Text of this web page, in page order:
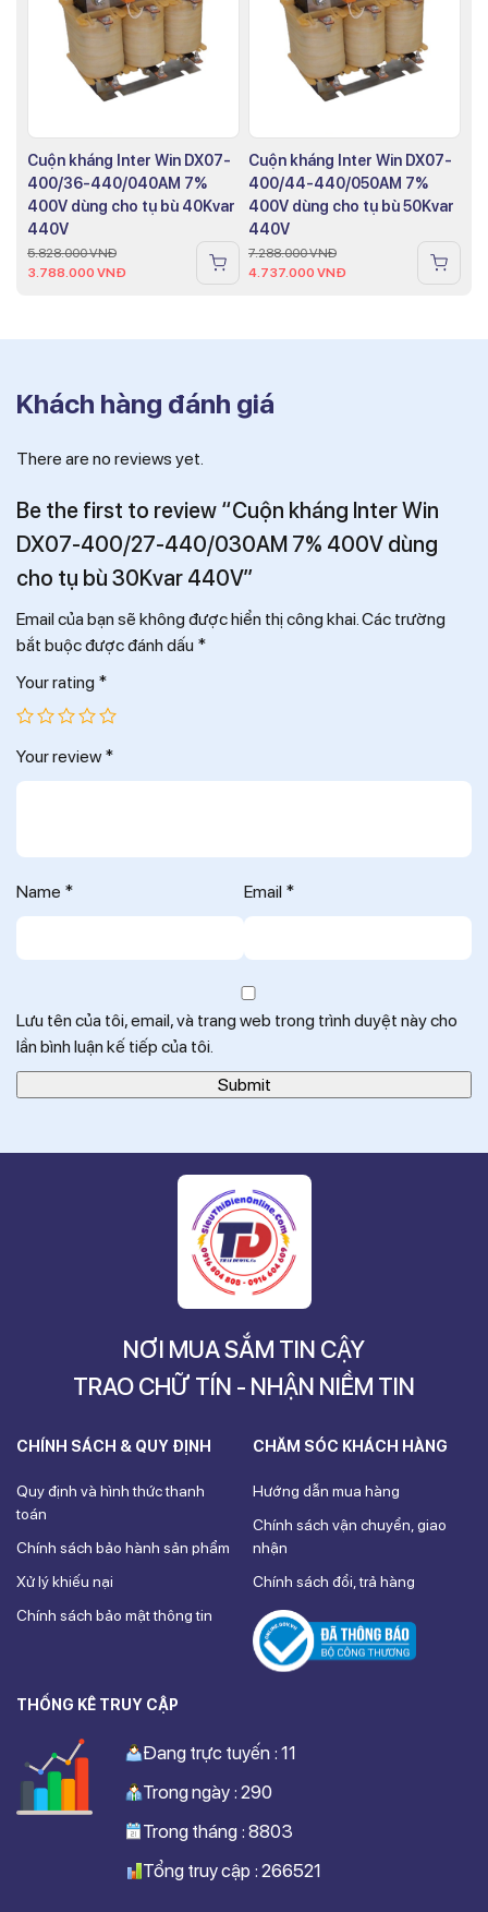
Cuộn kháng Inter Win DX07-
400/36-440/040AM 7%
400V dùng cho tụ bù 40Kvar
440V
5.828.000VNĐ
3.788.000 VNĐ
Cuộn kháng Inter Win DX07-
400/44-440/050AM 7%
400V dùng cho tụ bù 50Kvar
440V
7.288.000VNĐ
4.737.000 VNĐ
Khách hàng đánh giá
There are no reviews yet.
Be the first to review “Cuộn kháng Inter Win
DX07-400/27-440/030AM 7% 400V dùng
cho tụ bù 30Kvar 440V”
Email của bạn sẽ không được hiển thị công khai.Các trường
bắt buộc được đánh dấu *
Your rating *
Your review *
Name * Email *
Lưu tên của tôi, email, và trang web trong trình duyệt này cho
lần bình luận kế tiếp của tôi.
NƠI MUA SẮM TIN CẬY
TRAO CHỮ TÍN - NHẬN NIỀM TIN
CHÍNH SÁCH & QUY ĐỊNH
Quy định và hình thức thanh
toán
Chính sách bảo hành sản phẩm
Xử lý khiếu nại
Chính sách bảo mật thông tin
CHĂM SÓC KHÁCH HÀNG
Hướng dẫn mua hàng
Chính sách vận chuyển, giao
nhận
Chính sách đổi, trả hàng
THỐNG KÊ TRUY CẬP
Trong ngày : 290
Trong tháng : 8803
Tổng truy cập : 266521
Đang trực tuyến : 11